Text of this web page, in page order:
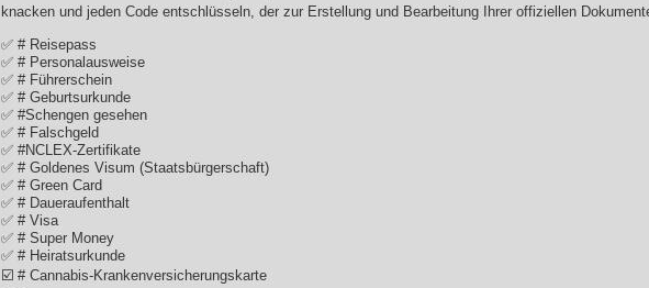
knacken und jeden Code entschlüsseln, der zur Erstellung und Bearbeitung Ihrer offiziellen
✅ # Reisepass
✅ # Personalausweise
✅ # Führerschein
✅ # Geburtsurkunde
✅ #Schengen gesehen
✅ # Falschgeld
✅ #NCLEX-Zertifikate
✅ # Goldenes Visum (Staatsbürgerschaft)
✅ # Green Card
✅ # Daueraufenthalt
✅ # Visa
✅ # Super Money
✅ # Heiratsurkunde
☑️ # Cannabis-Krankenversicherungskarte